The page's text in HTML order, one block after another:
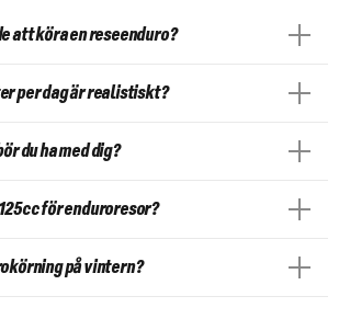
att köra en reseenduro?
per dag är realistiskt?
du ha med dig?
för enduroresor?
på vintern?